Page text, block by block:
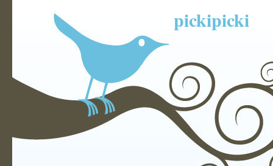
pickipicki